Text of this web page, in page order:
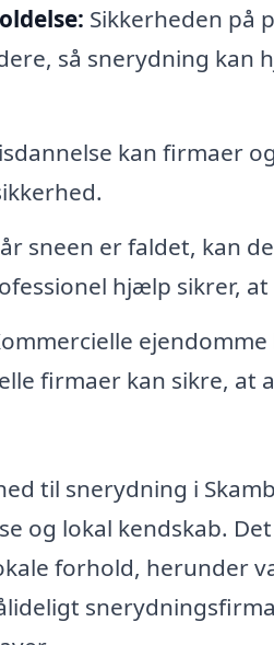
Sikkerheden på
så snerydning kan
kan firmaer
sneen er faldet, kan
hjælp sikrer,
firmaer kan sikre, at
til snerydning i
og lokal kendskab.
forhold, herunder